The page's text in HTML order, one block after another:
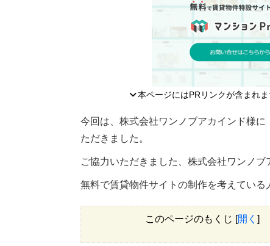
本ページにはPRリンクが含まれま
今回は、株式会社ワンノブアカインド様
ただきました。
ご協力いただきました、株式会社ワンノ
無料で賃貸物件サイトの制作を考えている
このページのもくじ [開く ]